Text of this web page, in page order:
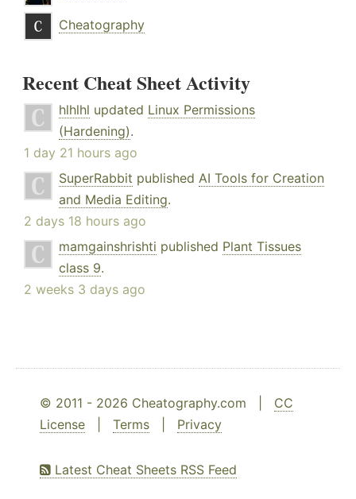
Cheatography
Recent Cheat Sheet Activity
hlhlhl updated Linux Permissions
(Hardening).
1 day 21 hours ago
SuperRabbit published AI Tools for Creation
and Media Editing.
2 days 18 hours ago
mamgainshrishti published Plant Tissues
class 9.
2 weeks 3 days ago
© 2011 - 2026 Cheatography.com | CC
License
Terms Privacy
Latest Cheat Sheets RSS Feed